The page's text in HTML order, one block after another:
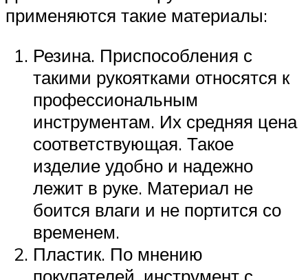
применяются такие материалы:
Резина. Приспособления с
такими рукоятками относятся к
профессиональным
инструментам. Их средняя цена
соответствующая. Такое
изделие удобно и надежно
лежит в руке. Материал не
боится влаги и не портится со
временем.
Пластик. По мнению